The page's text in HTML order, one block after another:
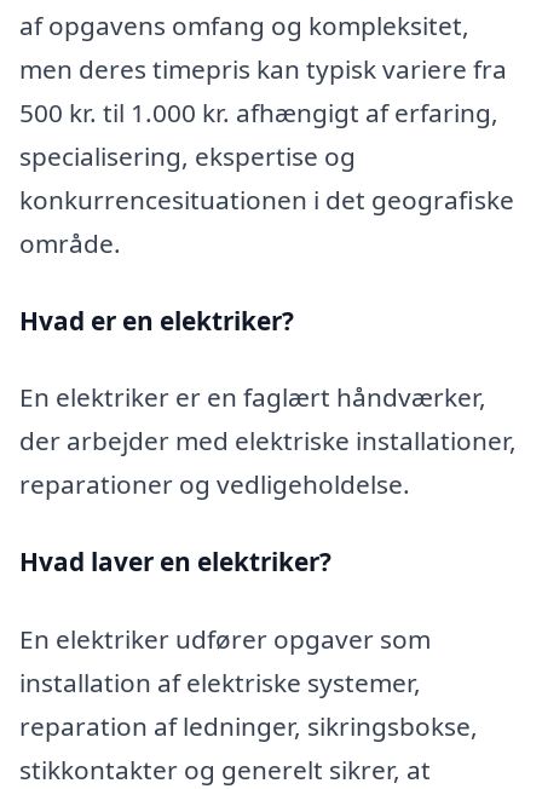
af opgavens omfang og kompleksitet,
men deres timepris kan typisk variere fra
500 kr. til 1.000 kr. afhængigt af erfaring,
specialisering, ekspertise og
konkurrencesituationen i det geografiske
område.
Hvad er en elektriker?
En elektriker er en faglært håndværker,
der arbejder med elektriske installationer,
reparationer og vedligeholdelse.
Hvad laver en elektriker?
En elektriker udfører opgaver som
installation af elektriske systemer,
reparation af ledninger, sikringsbokse,
stikkontakter og generelt sikrer, at